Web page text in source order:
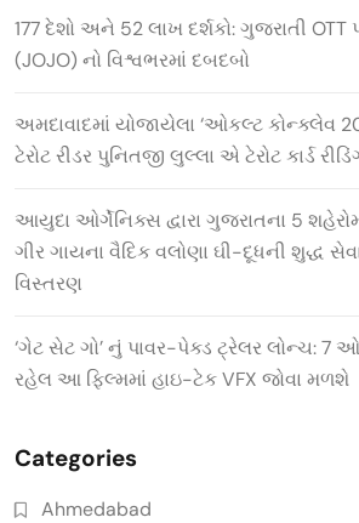
177 દેશો અને 52 લાખ દર્શકો: ગુજરાતી OTT
(JOJO) નો વિશ્વભરમાં દબદબો
અમદાવાદમાં યોજાયેલા ‘ઓકલ્ટ કોન્ક્લેવ
ટેરોટ રીડર પુનિતજી લુલ્લા એ ટેરોટ કાર્ડ
આયુદા ઓર્ગેનિક્સ દ્વારા ગુજરાતના 5
ગીર ગાયના વૈદિક વલોણા ઘી-દૂધની શુદ્ધ
વિસ્તરણ
‘ગેટ સેટ ગો’ નું પાવર-પેક્ડ ટ્રેલર લોન્ચ: 7
રહેલ આ ફિલ્મમાં હાઇ-ટેક VFX જોવા મળશે
Categories
Ahmedabad